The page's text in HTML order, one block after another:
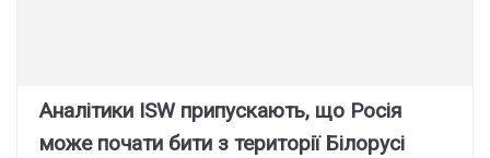
Аналітики ISW припускають, що Росія
може почати бити з території Білорусі